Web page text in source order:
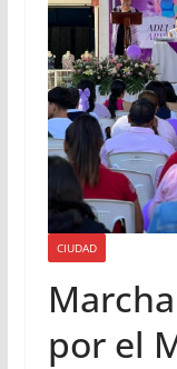
CIUDAD
por el